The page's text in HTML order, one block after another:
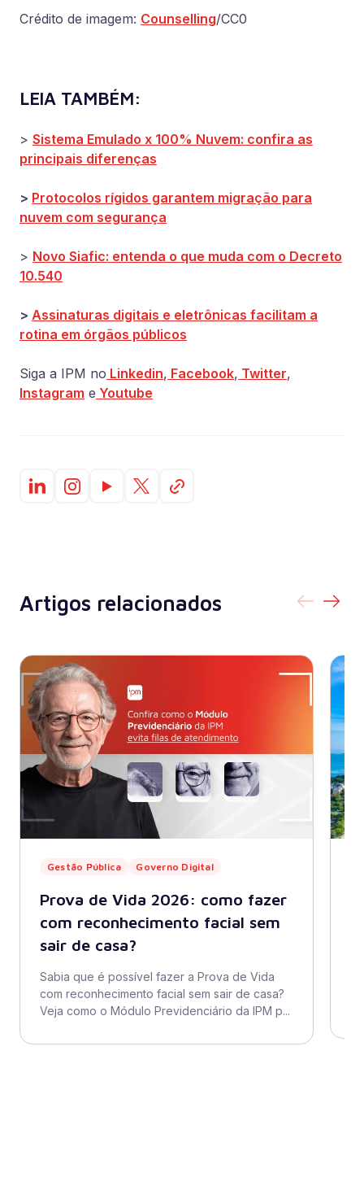
Crédito de imagem: Counselling/CC0
LEIA TAMBÉM:
> Sistema Emulado x 100% Nuvem: confira as
principais diferenças
> Protocolos rígidos garantem migração para
nuvem com segurança
> Novo Siafic: entenda o que muda com o Decreto
10.540
> Assinaturas digitais e eletrônicas facilitam a
rotina em órgãos públicos
Siga a IPM no Linkedin, Facebook, Twitter,
Instagram e Youtube
Artigos relacionados
Gestão Pública Governo Digital
Prova de Vida 2026: como fazer
com reconhecimento facial sem
sair de casa?
Sabia que é possível fazer a Prova de Vida
com reconhecimento facial sem sair de casa?
Veja como o Módulo Previdenciário da IPM p...